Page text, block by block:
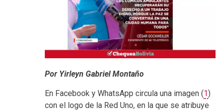
Por Yirleyn Gabriel Montaño
En Facebook y WhatsApp circula una imagen (1)
con el logo de la Red Uno, en la que se atribuye